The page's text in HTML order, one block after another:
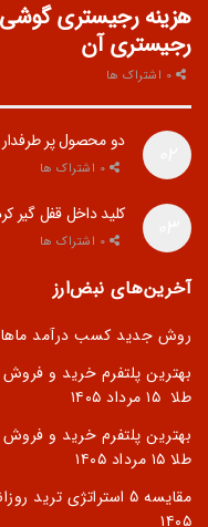
هزینه رجیستری
رجیستری آن
دو محصول پر
کلید داخل قفل گیر
آخرین‌های نبض‌ارز
روش جدید کسب درآمد
بهترین پلتفرم خرید و فروش
طلا ۱۵ مرداد ۱۴۰۵
بهترین پلتفرم خرید و فروش
طلا ۱۵ مرداد ۱۴۰۵
مقایسه 5 استراتژی ترید روزانه با وین ریت بالا در سال 2026
۱۴۰۵